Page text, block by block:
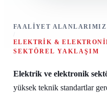
FAALIYET ALANLARIMIZ
ELEKTRIK &
SEKTÖREL YAKLAŞIM
Elektrik ve elektronik
yüksek teknik standartlar